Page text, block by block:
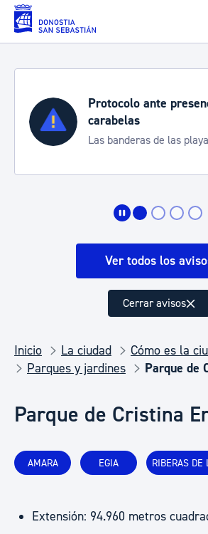
Saltar al contenido principal
Protocolo ante
carabelas
Las banderas de las
Ver todos los
Cerrar avisos
Inicio La ciudad
Cómo es la
Parques y jardines
Parque de
Parque de Cristina
AMARA EGIA RIBERAS DE
Extensión: 94.960 metros